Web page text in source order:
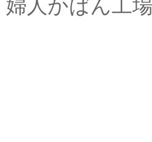
婦人かばん工場